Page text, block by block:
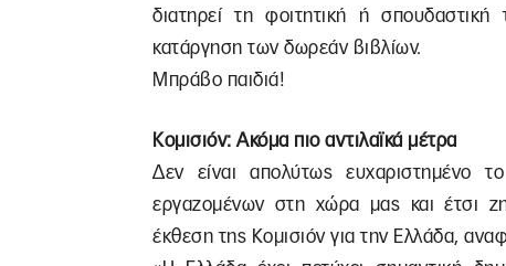
διατηρεί τη φοιτητική ή
κατάργηση των δωρεάν βιβλίων.
Μπράβο παιδιά!
Κομισιόν: Ακόμα πιο αντιλαϊκά μέτρα
Δεν είναι απολύτως ευχαριστημένο
εργαζομένων στη χώρα μας και έτσι
έκθεση της Κομισιόν για την Ελλάδα,